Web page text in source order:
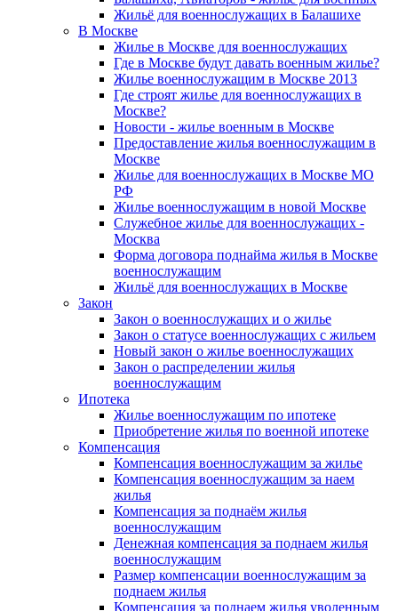
Жильё для военнослужащих в Балашихе
В Москве
Жилье в Москве для военнослужащих
Где в Москве будут давать военным жилье?
Жилье военнослужащим в Москве 2013
Где строят жилье для военнослужащих в
Москве?
Новости - жилье военным в Москве
Предоставление жилья военнослужащим в
Москве
Жилье для военнослужащих в Москве МО
РФ
Жилье военнослужащим в новой Москве
Служебное жилье для военнослужащих -
Москва
Форма договора поднайма жилья в Москве
военнослужащим
Жильё для военнослужащих в Москве
Закон
Закон о военнослужащих и о жилье
Закон о статусе военнослужащих с жильем
Новый закон о жилье военнослужащих
Закон о распределении жилья
военнослужащим
Ипотека
Жилье военнослужащим по ипотеке
Приобретение жилья по военной ипотеке
Компенсация
Компенсация военнослужащим за жилье
Компенсация военнослужащим за наем
жилья
Компенсация за поднаём жилья
военнослужащим
Денежная компенсация за поднаем жилья
военнослужащим
Размер компенсации военнослужащим за
поднаем жилья
Компенсация за поднаем жилья уволенным